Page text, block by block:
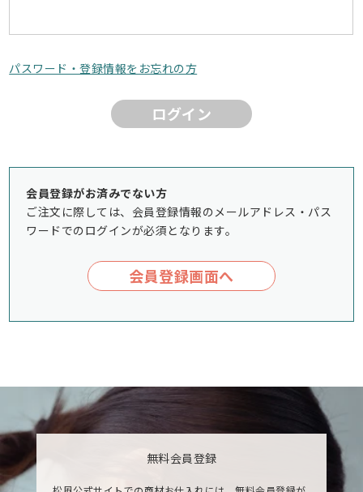
パスワード・登録情報をお忘れの方
ログイン
会員登録がお済みでない方
ご注文に際しては、会員登録情報のメールアドレス・パス
ワードでのログインが必須となります。
会員登録画面へ
無料会員登録